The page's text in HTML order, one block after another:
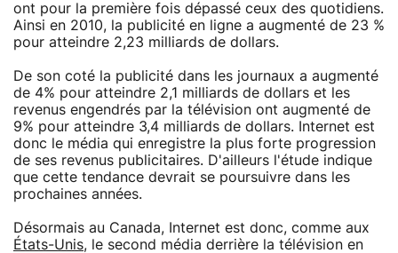
ont pour la première fois dépassé ceux des quotidiens.
Ainsi en 2010, la publicité en ligne a augmenté de 23 %
pour atteindre 2,23 milliards de dollars.
De son coté la publicité dans les journaux a augmenté
de 4% pour atteindre 2,1 milliards de dollars et les
revenus engendrés par la télévision ont augmenté de
9% pour atteindre 3,4 milliards de dollars. Internet est
donc le média qui enregistre la plus forte progression
de ses revenus publicitaires. D'ailleurs l'étude indique
que cette tendance devrait se poursuivre dans les
prochaines années.
Désormais au Canada, Internet est donc, comme aux
États-Unis, le second média derrière la télévision en